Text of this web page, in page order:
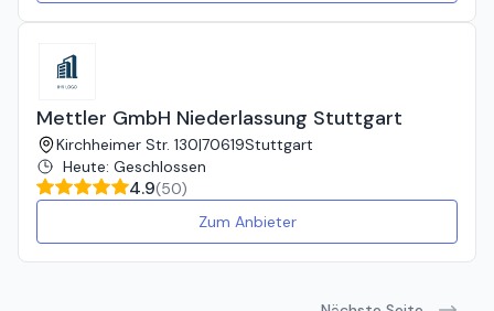
Mettler GmbH Niederlassung Stuttgart
Kirchheimer Str. 130|70619Stuttgart
Heute: Geschlossen
4.9(50)
Zum Anbieter